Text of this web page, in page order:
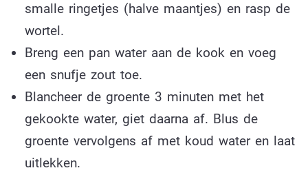
smalle ringetjes (halve maantjes) en rasp de
wortel.
Breng een pan water aan de kook en voeg
een snufje zout toe.
Blancheer de groente 3 minuten met het
gekookte water, giet daarna af. Blus de
groente vervolgens af met koud water en laat
uitlekken.